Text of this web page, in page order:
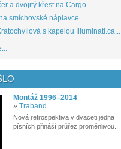
a dvojitý křest na Cargo...
smíchovské náplavce
s kapelou Illuminati.ca...
Montáž 1996–2014
» Traband
Nová retrospektiva v dvaceti jedna
písních přináší průřez proměnlivou...